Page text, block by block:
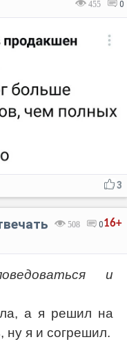
455 0
3
16+
508 0
и
а я решил на
ну я и согрешил.